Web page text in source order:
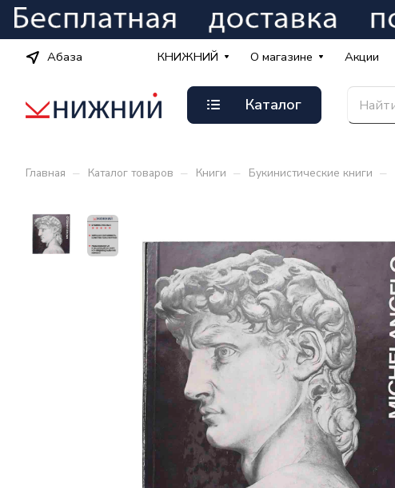
Абаза КНИЖНИЙ О магазине Акции
Каталог
Главная – Каталог товаров – Книги – Букинистические книги –